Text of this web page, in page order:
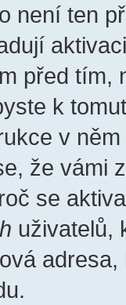
není ten
před tím,
k
v
že vámi
se
uživatelů,